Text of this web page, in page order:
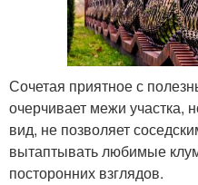
Сочетая приятное с
очерчивает межи участка,
вид, не позволяет
вытаптывать любимые
посторонних взглядов.